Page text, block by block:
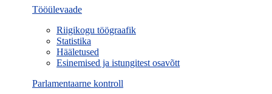
Tööülevaade
Riigikogu töögraafik
Statistika
Hääletused
Esinemised ja istungitest osavõtt
Parlamentaarne kontroll